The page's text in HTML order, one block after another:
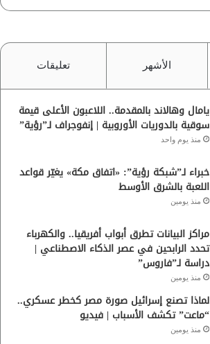
الأشهر تعليقات
يامال وهالاند بالمقدمة.. اللاعبون الأعلى قيمة
سوقية بالدوريات الأوروبية | إنفوجراف لـ”رؤية”
منذ يوم واحد
خبراء لـ”شبكة رؤية”: «اتفاق مكة» يغيّر قواعد
اللعبة بالشرق الأوسط
منذ يومين
مراكز البيانات تطرق أبواب أفريقيا.. والكهرباء
تحدد الرابحين في عصر الذكاء الاصطناعي |
دراسة لـ”فاروس”
منذ يومين
لماذا تصنع إسرائيل صورة مصر كخطر عسكري..
“ماعت” تكشف الأسباب | فيديو
منذ يومين